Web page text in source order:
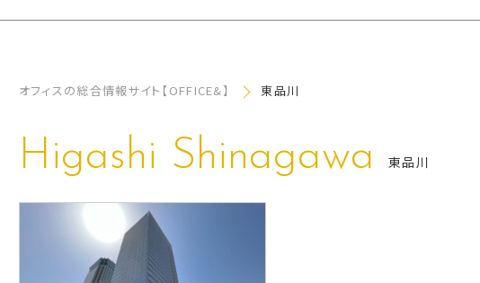
千代田区
中央区
渋谷区
江東区
品川区
目黒区
世田谷区
オフィスの総合情報サイト【OFFICE&】 東品川
Higashi Shinagawa 東品川